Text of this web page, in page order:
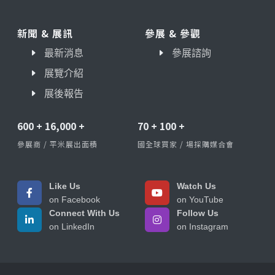
新聞 & 展訊
最新消息
展覽介紹
展後報告
參展 & 參觀
參展諮詢
600 + 16,000 +
參展商 / 平米展出面積
70 + 100 +
國全球買家 / 場採購媒合會
Like Us
on Facebook
Watch Us
on YouTube
Connect With Us
on LinkedIn
Follow Us
on Instagram